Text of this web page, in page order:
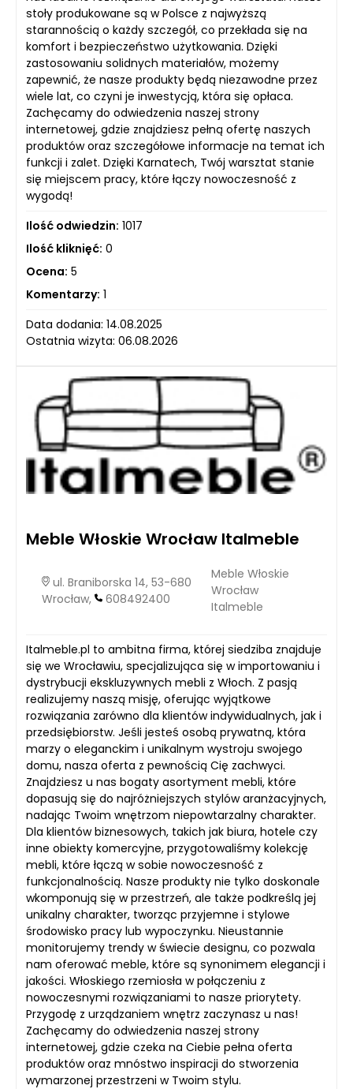
stoły produkowane są w Polsce z najwyższą
starannością o każdy szczegół, co przekłada się na
komfort i bezpieczeństwo użytkowania. Dzięki
zastosowaniu solidnych materiałów, możemy
zapewnić, że nasze produkty będą niezawodne przez
wiele lat, co czyni je inwestycją, która się opłaca.
Zachęcamy do odwiedzenia naszej strony
internetowej, gdzie znajdziesz pełną ofertę naszych
produktów oraz szczegółowe informacje na temat ich
funkcji i zalet. Dzięki Karnatech, Twój warsztat stanie
się miejscem pracy, które łączy nowoczesność z
wygodą!
Ilość odwiedzin: 1017
Ilość kliknięć: 0
Ocena: 5
Komentarzy: 1
Data dodania: 14.08.2025
Ostatnia wizyta: 06.08.2026
Meble Włoskie Wrocław Italmeble
ul. Braniborska 14, 53-680
Wrocław,
608492400
Meble Włoskie
Wrocław
Italmeble
Italmeble.pl to ambitna firma, której siedziba znajduje
się we Wrocławiu, specjalizująca się w importowaniu i
dystrybucji ekskluzywnych mebli z Włoch. Z pasją
realizujemy naszą misję, oferując wyjątkowe
rozwiązania zarówno dla klientów indywidualnych, jak i
przedsiębiorstw. Jeśli jesteś osobą prywatną, która
marzy o eleganckim i unikalnym wystroju swojego
domu, nasza oferta z pewnością Cię zachwyci.
Znajdziesz u nas bogaty asortyment mebli, które
dopasują się do najróżniejszych stylów aranżacyjnych,
nadając Twoim wnętrzom niepowtarzalny charakter.
Dla klientów biznesowych, takich jak biura, hotele czy
inne obiekty komercyjne, przygotowaliśmy kolekcję
mebli, które łączą w sobie nowoczesność z
funkcjonalnością. Nasze produkty nie tylko doskonale
wkomponują się w przestrzeń, ale także podkreślą jej
unikalny charakter, tworząc przyjemne i stylowe
środowisko pracy lub wypoczynku. Nieustannie
monitorujemy trendy w świecie designu, co pozwala
nam oferować meble, które są synonimem elegancji i
jakości. Włoskiego rzemiosła w połączeniu z
nowoczesnymi rozwiązaniami to nasze priorytety.
Przygodę z urządzaniem wnętrz zaczynasz u nas!
Zachęcamy do odwiedzenia naszej strony
internetowej, gdzie czeka na Ciebie pełna oferta
produktów oraz mnóstwo inspiracji do stworzenia
wymarzonej przestrzeni w Twoim stylu.